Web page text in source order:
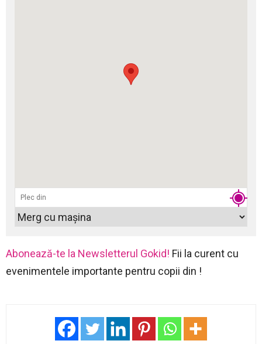
Abonează-te la Newsletterul Gokid! Fii la curent cu
evenimentele importante pentru copii din !